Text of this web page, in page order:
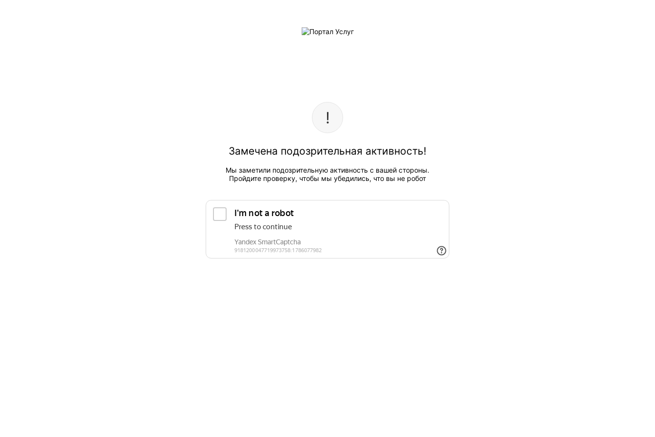
Замечена подозрительная активность!
Мы заметили подозрительную активность с вашей стороны.
Пройдите проверку, чтобы мы убедились, что вы не робот